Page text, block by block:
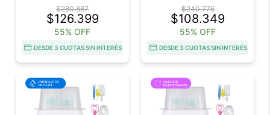
$280.887
$126.399
55% OFF
DESDE 3 CUOTAS SIN INTERÉS
$240.776
$108.349
55% OFF
DESDE 3 CUOTAS SIN INTERÉS